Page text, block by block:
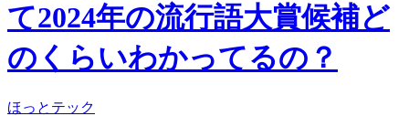
て2024年の流行語大賞候補ど
のくらいわかってるの？
ほっとテック